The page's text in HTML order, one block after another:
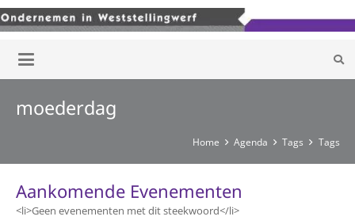
moederdag
Home Agenda Tags Tags
Aankomende Evenementen
<li>Geen evenementen met dit steekwoord</li>